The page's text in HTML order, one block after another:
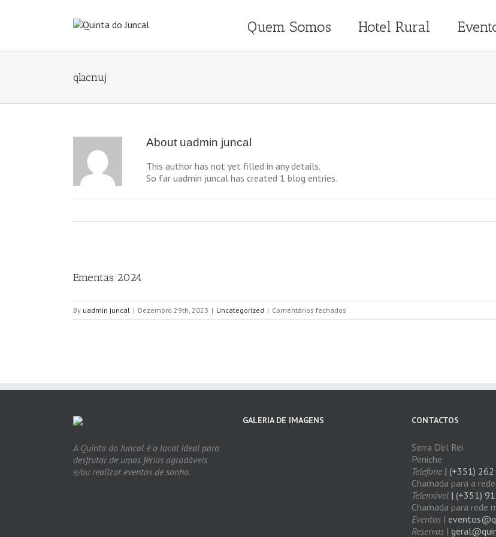
Quem Somos Hotel Rural
qlacnuj
About uadmin juncal
This author has not yet filled in any details.
So far uadmin juncal has created 1 blog entries.
Ementas 2024
By uadmin juncal | Dezembro 29th, 2023 | Uncategorized | Comentários fechados
Ementas
A Quinta do Juncal é o local ideal para
desfrutar de umas férias agradáveis
e/ou realizar eventos de sonho.
GALERIA DE IMAGENS CONTACTOS
Serra D'el Rei
Peniche
Telefone | (+351)
Chamada para a
Telemóvel | (+351)
Chamada para rede
Eventos |
Reservas |